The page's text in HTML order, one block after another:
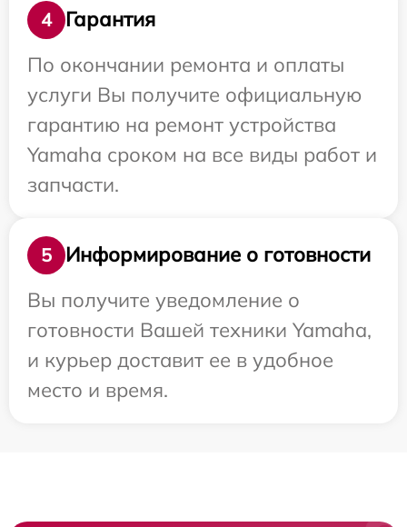
4
Гарантия
По окончании ремонта и оплаты
услуги Вы получите официальную
гарантию на ремонт устройства
Yamaha сроком на все виды работ и
запчасти.
5
Информирование о готовности
Вы получите уведомление о
готовности Вашей техники Yamaha,
и курьер доставит ее в удобное
место и время.